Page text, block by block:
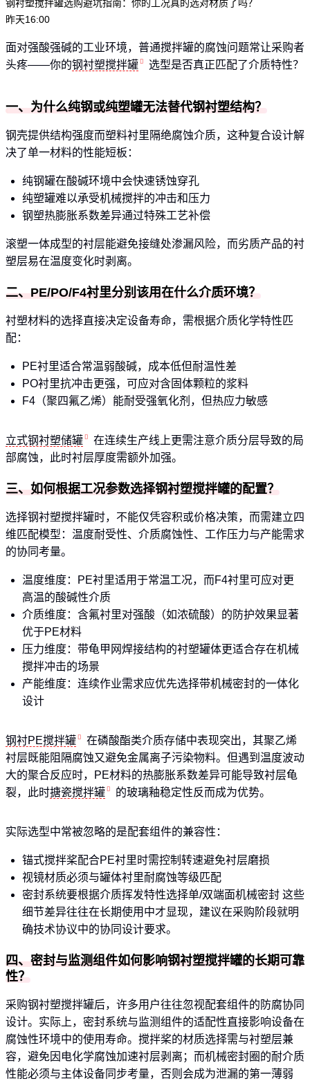
钢衬塑搅拌罐选购避坑指南：你的工况真的选对材质了吗？
昨天16:00
面对强酸强碱的工业环境，普通搅拌罐的腐蚀问题常让采购者
头疼——你的钢衬塑搅拌罐 选型是否真正匹配了介质特性？
一、为什么纯钢或纯塑罐无法替代钢衬塑结构？
钢壳提供结构强度而塑料衬里隔绝腐蚀介质，这种复合设计解
决了单一材料的性能短板：
纯钢罐在酸碱环境中会快速锈蚀穿孔
纯塑罐难以承受机械搅拌的冲击和压力
钢塑热膨胀系数差异通过特殊工艺补偿
滚塑一体成型的衬层能避免接缝处渗漏风险，而劣质产品的衬
塑层易在温度变化时剥离。
二、PE/PO/F4衬里分别该用在什么介质环境？
衬塑材料的选择直接决定设备寿命，需根据介质化学特性匹
配：
PE衬里适合常温弱酸碱，成本低但耐温性差
PO衬里抗冲击更强，可应对含固体颗粒的浆料
F4（聚四氟乙烯）能耐受强氧化剂，但热应力敏感
立式钢衬塑储罐
在连续生产线上更需注意介质分层导致的局
部腐蚀，此时衬层厚度需额外加强。
三、如何根据工况参数选择钢衬塑搅拌罐的配置？
选择钢衬塑搅拌罐时，不能仅凭容积或价格决策，而需建立四
维匹配模型：温度耐受性、介质腐蚀性、工作压力与产能需求
的协同考量。
温度维度：PE衬里适用于常温工况，而F4衬里可应对更
高温的酸碱性介质
介质维度：含氟衬里对强酸（如浓硫酸）的防护效果显著
优于PE材料
压力维度：带龟甲网焊接结构的衬塑罐体更适合存在机械
搅拌冲击的场景
产能维度：连续作业需求应优先选择带机械密封的一体化
设计
钢衬PE搅拌罐
在磷酸酯类介质存储中表现突出，其聚乙烯
衬层既能阻隔腐蚀又避免金属离子污染物料。但遇到温度波动
大的聚合反应时，PE材料的热膨胀系数差异可能导致衬层龟
裂，此时搪瓷搅拌罐 的玻璃釉稳定性反而成为优势。
实际选型中常被忽略的是配套组件的兼容性：
锚式搅拌桨配合PE衬里时需控制转速避免衬层磨损
视镜材质必须与罐体衬里耐腐蚀等级匹配
密封系统要根据介质挥发特性选择单/双端面机械密封 这些
细节差异往往在长期使用中才显现，建议在采购阶段就明
确技术协议中的协同设计要求。
四、密封与监测组件如何影响钢衬塑搅拌罐的长期可靠
性？
采购钢衬塑搅拌罐后，许多用户往往忽视配套组件的防腐协同
设计。实际上，密封系统与监测组件的适配性直接影响设备在
腐蚀性环境中的使用寿命。搅拌桨的材质选择需与衬塑层兼
容，避免因电化学腐蚀加速衬层剥离；而机械密封圈的耐介质
性能必须与主体设备同步考量，否则会成为泄漏的第一薄弱